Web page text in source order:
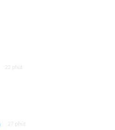
22 phút
27 phút